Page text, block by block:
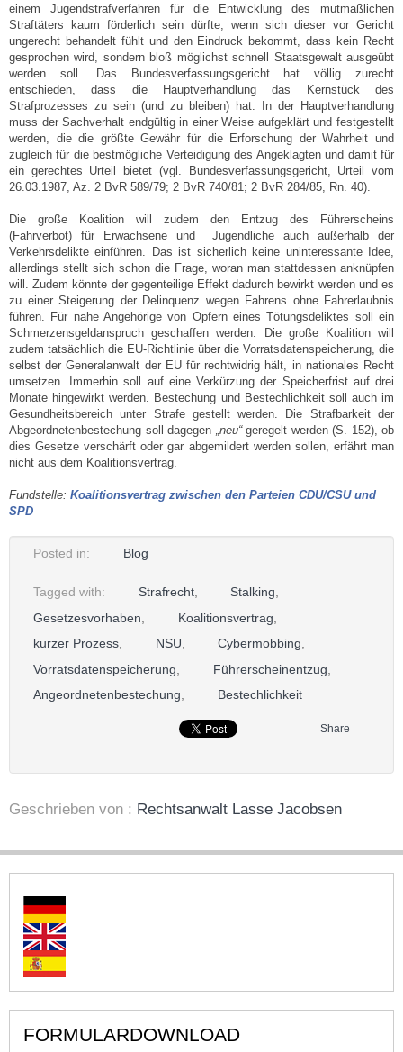
einem Jugendstrafverfahren für die Entwicklung des mutmaßlichen
Straftäters kaum förderlich sein dürfte, wenn sich dieser vor Gericht
ungerecht behandelt fühlt und den Eindruck bekommt, dass kein Recht
gesprochen wird, sondern bloß möglichst schnell Staatsgewalt ausgeübt
werden soll. Das Bundesverfassungsgericht hat völlig zurecht
entschieden, dass die Hauptverhandlung das Kernstück des
Strafprozesses zu sein (und zu bleiben) hat. In der Hauptverhandlung
muss der Sachverhalt endgültig in einer Weise aufgeklärt und festgestellt
werden, die die größte Gewähr für die Erforschung der Wahrheit und
zugleich für die bestmögliche Verteidigung des Angeklagten und damit für
ein gerechtes Urteil bietet (vgl. Bundesverfassungsgericht, Urteil vom
26.03.1987, Az. 2 BvR 589/79; 2 BvR 740/81; 2 BvR 284/85, Rn. 40).
Die große Koalition will zudem den Entzug des Führerscheins
(Fahrverbot) für Erwachsene und Jugendliche auch außerhalb der
Verkehrsdelikte einführen. Das ist sicherlich keine uninteressante Idee,
allerdings stellt sich schon die Frage, woran man stattdessen anknüpfen
will. Zudem könnte der gegenteilige Effekt dadurch bewirkt werden und es
zu einer Steigerung der Delinquenz wegen Fahrens ohne Fahrerlaubnis
führen. Für nahe Angehörige von Opfern eines Tötungsdeliktes soll ein
Schmerzensgeldanspruch geschaffen werden. Die große Koalition will
zudem tatsächlich die EU-Richtlinie über die Vorratsdatenspeicherung, die
selbst der Generalanwalt der EU für rechtwidrig hält, in nationales Recht
umsetzen. Immerhin soll auf eine Verkürzung der Speicherfrist auf drei
Monate hingewirkt werden. Bestechung und Bestechlichkeit soll auch im
Gesundheitsbereich unter Strafe gestellt werden. Die Strafbarkeit der
Abgeordnetenbestechung soll dagegen „neu“geregelt werden (S. 152), ob
dies Gesetze verschärft oder gar abgemildert werden sollen, erfährt man
nicht aus dem Koalitionsvertrag.
Fundstelle: Koalitionsvertrag zwischen den Parteien CDU/CSU und
SPD
Posted in: Blog
Tagged with: Strafrecht, Stalking,
Gesetzesvorhaben
Koalitionsvertrag
kurzer Prozess
NSU Cybermobbing
Vorratsdatenspeicherung
Führerscheinentzug
Angeordnetenbestechung
Bestechlichkeit
Share
Geschrieben von : Rechtsanwalt Lasse Jacobsen
FORMULARDOWNLOAD